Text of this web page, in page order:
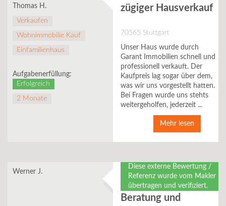
Thomas H.
Verkaufen
Wohnimmobilie Kauf
Einfamilienhaus
Aufgabenerfüllung:
Erfolgreich
2 Monate
zügiger Hausverkauf
70565 Stuttgart
Unser Haus wurde durch
Garant Immobilien schnell und
professionell verkauft. Der
Kaufpreis lag sogar über dem,
was wir uns vorgestellt hatten.
Bei Fragen wurde uns stehts
weitergeholfen, jederzeit ...
Mehr lesen
Werner J.
Diese externe Bewertung /
Referenz wurde vom Makler
übertragen und verifiziert.
Beratung und